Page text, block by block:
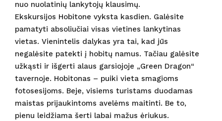
nuo nuolatinių lankytojų klausimų.
Ekskursijos Hobitone vyksta kasdien. Galėsite
pamatyti absoliučiai visas vietines lankytinas
vietas. Vienintelis dalykas yra tai, kad jūs
negalėsite patekti į hobitų namus. Tačiau galėsite
užkąsti ir išgerti alaus garsiojoje „Green Dragon“
tavernoje. Hobitonas – puiki vieta smagioms
fotosesijoms. Beje, visiems turistams duodamas
maistas prijaukintoms avelėms maitinti. Be to,
pienu leidžiama šerti labai mažus ėriukus.